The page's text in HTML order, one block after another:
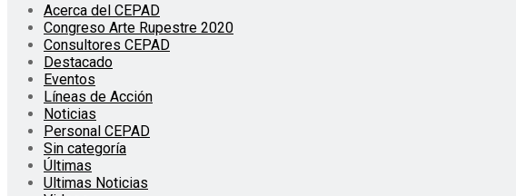
Acerca del CEPAD
Congreso Arte Rupestre 2020
Consultores CEPAD
Destacado
Eventos
Líneas de Acción
Noticias
Personal CEPAD
Sin categoría
Últimas
Ultimas Noticias